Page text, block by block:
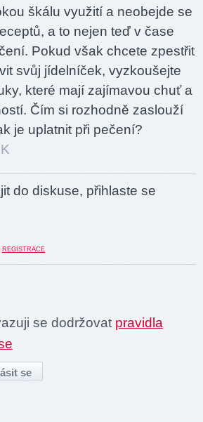
škálu využití a neobejde se
a to nejen teď v čase
Pokud však chcete zpestřit
svůj jídelníček, vyzkoušejte
které mají zajímavou chuť a
Čím si rozhodně zaslouží
je uplatnit při pečení?
do diskuse, přihlaste se
REGISTRACE
se dodržovat pravidla